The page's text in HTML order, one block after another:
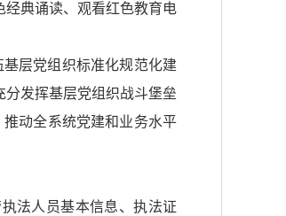
经典诵读、观看红色教育电
层党组织标准化规范化建
分发挥基层党组织战斗堡垒
推动全系统党建和业务水平
法人员基本信息、执法证